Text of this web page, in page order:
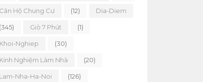
Căn Hộ Chung Cư (12) Dia-Diem
(345) Giò 7 Phút (1)
Khoi-Nghiep (30)
Kinh Nghiệm Làm Nhà (20)
Lam-Nha-Ha-Noi (126)